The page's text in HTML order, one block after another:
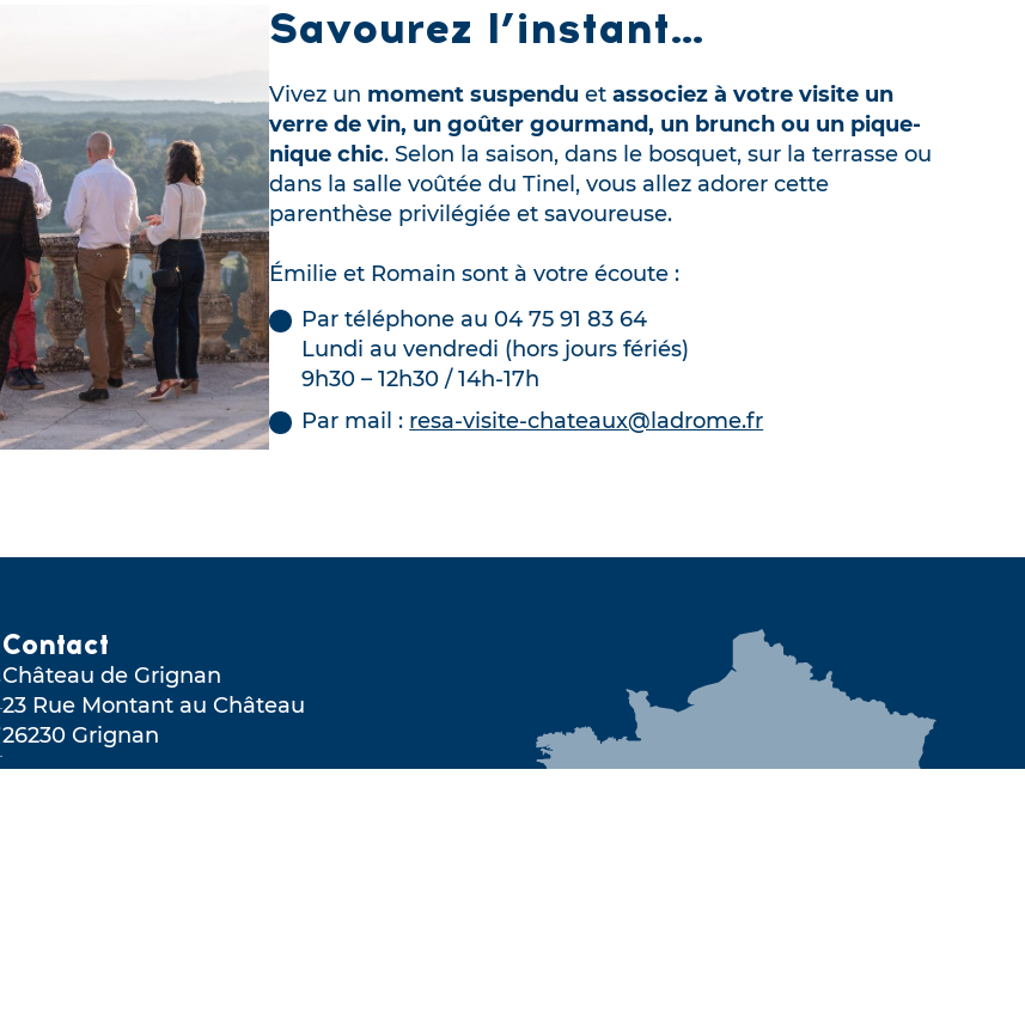
Savourez l’instant…
Vivez un moment suspendu et associez à votre visite un
verre de vin, un goûter gourmand, un brunch ou un pique-
nique chic. Selon la saison, dans le bosquet, sur la terrasse ou
dans la salle voûtée du Tinel, vous allez adorer cette
parenthèse privilégiée et savoureuse.
Émilie et Romain sont à votre écoute :
Par téléphone au 04 75 91 83 64
Lundi au vendredi (hors jours fériés)
9h30 – 12h30 / 14h-17h
Par mail : resa-visite-chateaux@ladrome.fr
Contact
Château de Grignan
23 Rue Montant au Château
26230 Grignan